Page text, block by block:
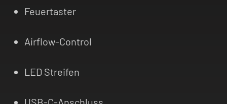
Feuertaster
Airflow-Control
LED Streifen